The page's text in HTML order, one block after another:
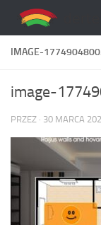
Skip to content
IMAGE-
image-
PRZEZ · 30 MARCA